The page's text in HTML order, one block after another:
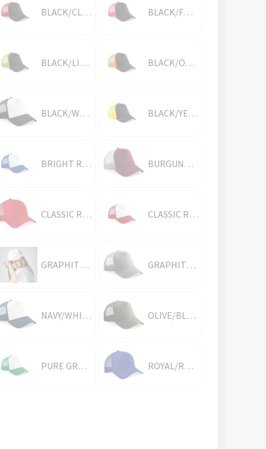
BLACK/CLASSIC RED BLACK/FUCHSIA
BLACK/LIME GREEN BLACK/ORANGE
BLACK/WHITE BLACK/YELLOW
BRIGHT ROYAL/WHITE BURGUNDY/LIGHT GREY
CLASSIC RED/CLASSIC RED CLASSIC RED/WHITE
GRAPHITE GREY/BLACK GRAPHITE GREY/GRAPHITE GREY
NAVY/WHITE OLIVE/BLACK
PURE GREEN/WHITE ROYAL/ROYAL